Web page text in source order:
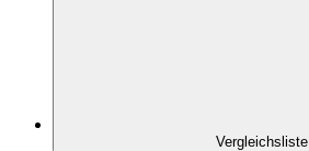
Vergleichsliste